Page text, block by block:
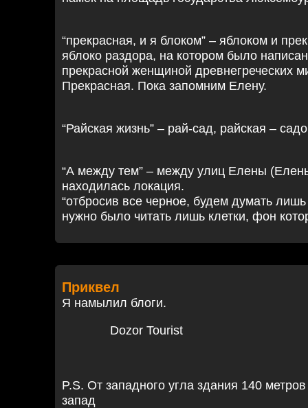
“прекрасная, и я блоком” – яблоком и
яблоко раздора, на котором было
прекрасной женщиной древнегреческих
Прекрасная. Пока запомним Елену.
“Райская жизнь” – рай-сад, райская –
“А между тем” – между улиц Елены
находилась локация.
“отбросив все черное, будем думать
нужно было читать лишь клетки, фон
Приквел
Я намылил блоги.
Dozor Tourist
P.S. От западного угла здания 140
запад